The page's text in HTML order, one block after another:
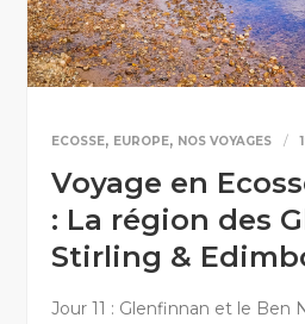
ECOSSE, EUROPE, NOS VOYAGES
Voyage en
: La région des
Stirling &
Jour 11 : Glenfinnan et le Ben